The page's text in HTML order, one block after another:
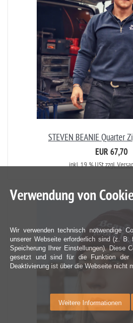
STEVEN BEANIE Quarter
EUR 67,70
inkl. 19 % UStzzgl.
Verwendung von
Wir verwenden technisch notwendige
unserer Webseite erforderlich sind (z. B.
Speicherung Ihrer Einstellungen). Diese
gesetzt und sind für die Funktion der
Deaktivierung ist über die Webseite nicht
Weitere Informationen